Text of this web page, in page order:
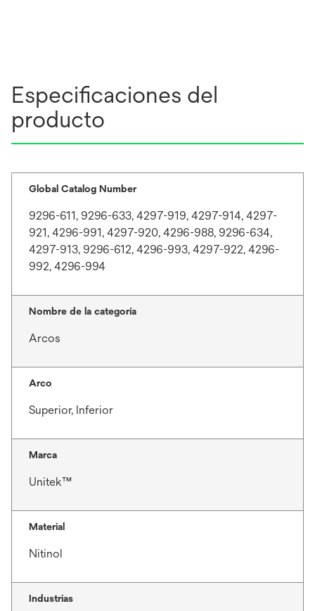
Especificaciones del
producto
Global Catalog Number
9296-611, 9296-633, 4297-919, 4297-914, 4297-
921, 4296-991, 4297-920, 4296-988, 9296-634,
4297-913, 9296-612, 4296-993, 4297-922, 4296-
992, 4296-994
Nombre de la categoría
Arcos
Arco
Superior, Inferior
Marca
Unitek™
Material
Nitinol
Industrias